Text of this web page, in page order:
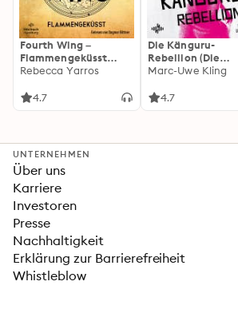
Fourth Wing –
Flammengeküsst
(Flammengeküsst-
Rebecca Yarros
4.7
Die Känguru-
Rebellion (Die
Känguru-Werke 5)
Marc-Uwe Kling
4.7
UNTERNEHMEN
Über uns
Karriere
Investoren
Presse
Nachhaltigkeit
Erklärung zur Barrierefreiheit
Whistleblow